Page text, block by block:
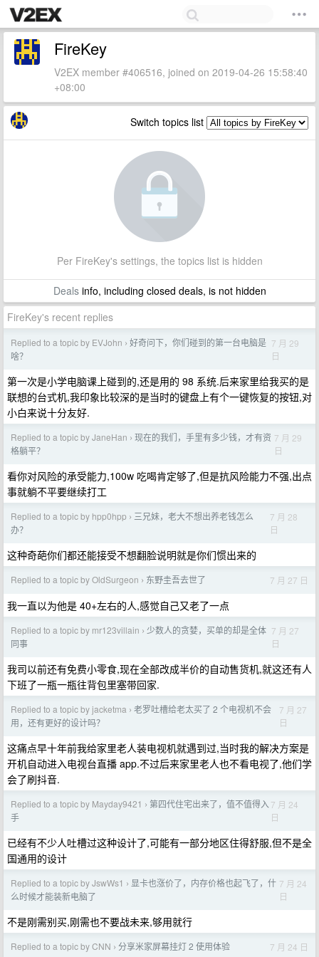
FireKey
V2EX member #406516, joined on 2019-04-26 15:58:40
+08:00
Switch topics list
Per FireKey's settings, the topics list is hidden
Dealsinfo, including closed deals, is not hidden
FireKey's recent replies
Replied to a topic by EVJohn › 好奇问下，你们碰到的第一台电脑是
啥？
7 月 29
日
第一次是小学电脑课上碰到的,还是用的 98 系统.后来家里给我买的是
联想的台式机,我印象比较深的是当时的键盘上有个一键恢复的按钮,对
小白来说十分友好.
Replied to a topic by JaneHan › 现在的我们，手里有多少钱，才有资
格躺平？
7 月 29
日
看你对风险的承受能力,100w 吃喝肯定够了,但是抗风险能力不强,出点
事就躺不平要继续打工
Replied to a topic by hpp0hpp › 三兄妹，老大不想出养老钱怎么
办？
7 月 28
日
这种奇葩你们都还能接受不想翻脸说明就是你们惯出来的
Replied to a topic by OldSurgeon › 东野圭吾去世了 7 月 27 日
我一直以为他是 40+左右的人,感觉自己又老了一点
Replied to a topic by mr123villain › 少数人的贪婪，买单的却是全体
同事
7 月 27
日
我司以前还有免费小零食,现在全部改成半价的自动售货机,就这还有人
下班了一瓶一瓶往背包里塞带回家.
Replied to a topic by jacketma › 老罗吐槽给老太买了 2 个电视机不会
用，还有更好的设计吗？
7 月 27
日
这痛点早十年前我给家里老人装电视机就遇到过,当时我的解决方案是
开机自动进入电视台直播 app.不过后来家里老人也不看电视了,他们学
会了刷抖音.
Replied to a topic by Mayday9421 › 第四代住宅出来了，值不值得入
手
7 月 24
日
已经有不少人吐槽过这种设计了,可能有一部分地区住得舒服,但不是全
国通用的设计
Replied to a topic by JswWs1 › 显卡也涨价了，内存价格也起飞了，什
么时候才能装新电脑了
7 月 24
日
不是刚需别买,刚需也不要战未来,够用就行
Replied to a topic by CNN › 分享米家屏幕挂灯 2 使用体验 7 月 24 日